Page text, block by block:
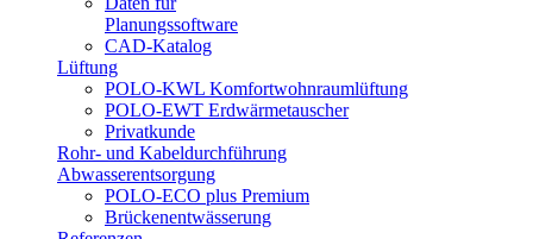
Planungssoftware
CAD-Katalog
Lüftung
POLO-KWL Komfortwohnraumlüftung
POLO-EWT Erdwärmetauscher
Privatkunde
Rohr- und Kabeldurchführung
Abwasserentsorgung
POLO-ECO plus Premium
Brückenentwässerung